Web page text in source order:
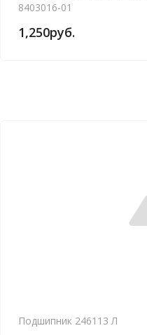
8403016-01
1,250руб.
Подшипник 246113 Л